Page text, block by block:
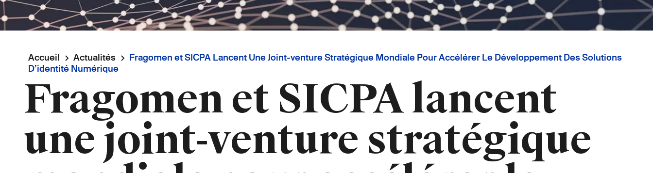
Fil
d'Ariane
Accueil Actualités
Fragomen et SICPA Lancent Une Joint-venture Stratégique Mondiale Pour Accélérer Le Développement Des Solutions
D’identité Numérique
Fragomen et SICPA lancent
une joint-venture stratégique